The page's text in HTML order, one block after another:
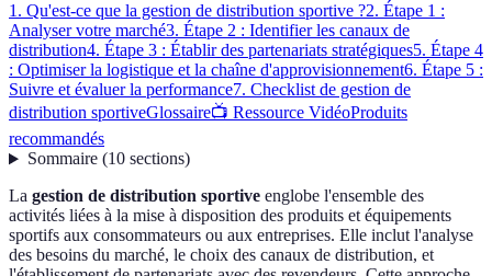
1. Qu'est-ce que la gestion de distribution sportive ?2. Étape 1 :
Analyser votre marché3. Étape 2 : Identifier les canaux de
distribution4. Étape 3 : Établir des partenariats stratégiques5. Étape 4
: Optimiser la logistique et la chaîne d'approvisionnement6. Étape 5 :
Suivre et évaluer la performance7. Checklist de gestion de
distribution sportiveGlossaire📺 Ressource VidéoProduits
recommandés
Sommaire(10 sections)
La gestion de distribution sportive englobe l'ensemble des
activités liées à la mise à disposition des produits et équipements
sportifs aux consommateurs ou aux entreprises. Elle inclut l'analyse
des besoins du marché, le choix des canaux de distribution, et